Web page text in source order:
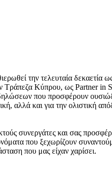
την τελευταία δεκαετία
Κύπρου, ως Partner in
που προσφέρουν
αλλά και για την ολιστική
συνεργάτες και σας
που ξεχωρίζουν
που μας είχαν χαρίσει.